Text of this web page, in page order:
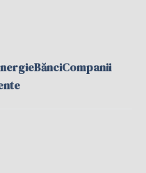
BănciCompanii